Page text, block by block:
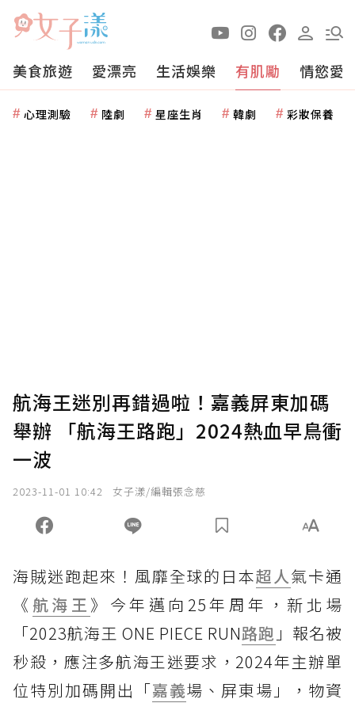
美食旅遊 愛漂亮 生活娛樂 有肌勵 情慾愛
心理測驗 陸劇 星座生肖 韓劇 彩妝保養
航海王迷別再錯過啦！嘉義屏東加碼
舉辦 「航海王路跑」2024熱血早鳥衝
一波
2023-11-01 10:42 女子漾/編輯張念慈
海賊迷跑起來！風靡全球的日本超人氣卡通
《 航海王 》今年邁向25年周年，新北場
「2023航海王 ONE PIECE RUN路跑 」報名被
秒殺，應注多航海王迷要求，2024年主辦單
位特別加碼開出「嘉義場、屏東場」，物資